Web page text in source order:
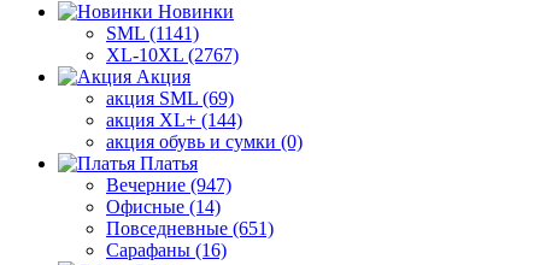
Новинки
SML (1141)
XL-10XL (2767)
Акция
акция SML (69)
акция XL+ (144)
акция обувь и сумки (0)
Платья
Вечерние (947)
Офисные (14)
Повседневные (651)
Сарафаны (16)